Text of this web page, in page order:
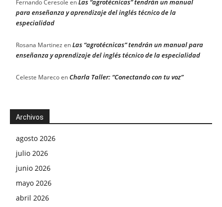
Fernando Ceresole enLas “agrotécnicas” tendrán un manual
para enseñanza y aprendizaje del inglés técnico de la
especialidad
Rosana Martinez enLas “agrotécnicas” tendrán un manual para
enseñanza y aprendizaje del inglés técnico de la especialidad
Celeste MarecoenCharla Taller: “Conectando con tu voz”
Archivos
agosto 2026
julio 2026
junio 2026
mayo 2026
abril 2026